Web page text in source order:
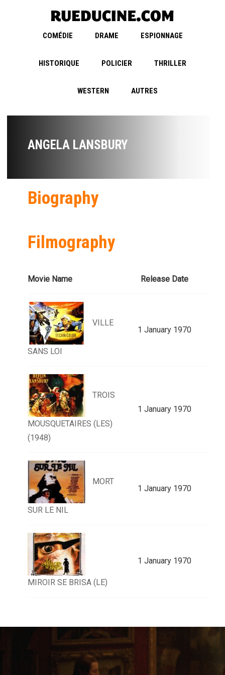
COMÉDIE DRAME ESPIONNAGE
HISTORIQUE POLICIER THRILLER
WESTERN AUTRES
ANGELA LANSBURY
Biography
Filmography
Movie Name Release Date
VILLE
SANS LOI
1 January 1970
TROIS
MOUSQUETAIRES (LES)
(1948)
1 January 1970
MORT
SUR LE NIL
1 January 1970
MIROIR SE BRISA (LE)
1 January 1970